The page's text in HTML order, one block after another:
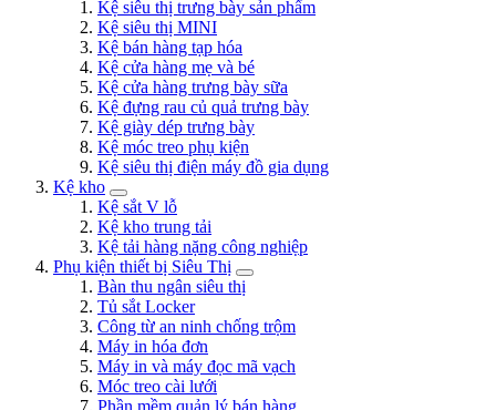
Kệ siêu thị trưng bày sản phẩm
Kệ siêu thị MINI
Kệ bán hàng tạp hóa
Kệ cửa hàng mẹ và bé
Kệ cửa hàng trưng bày sữa
Kệ đựng rau củ quả trưng bày
Kệ giày dép trưng bày
Kệ móc treo phụ kiện
Kệ siêu thị điện máy đồ gia dụng
Kệ kho
Kệ sắt V lỗ
Kệ kho trung tải
Kệ tải hàng nặng công nghiệp
Phụ kiện thiết bị Siêu Thị
Bàn thu ngân siêu thị
Tủ sắt Locker
Công từ an ninh chống trộm
Máy in hóa đơn
Máy in và máy đọc mã vạch
Móc treo cài lưới
Phần mềm quản lý bán hàng